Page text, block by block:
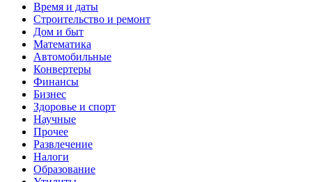
Время и даты
Строительство и ремонт
Дом и быт
Математика
Автомобильные
Конвертеры
Финансы
Бизнес
Здоровье и спорт
Научные
Прочее
Развлечение
Налоги
Образование